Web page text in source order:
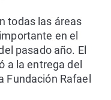
todas las áreas
en el
pasado año. El
a la entrega del
Fundación Rafael